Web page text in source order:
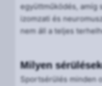
együttműködés, amíg
izomzati és
nem áll a teljes
Milyen
Sportsérülés minden